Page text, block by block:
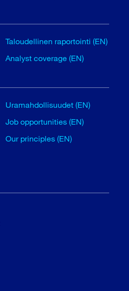
Taloudellinen raportointi (EN)
Analyst coverage (EN)
Uramahdollisuudet (EN)
Job opportunities (EN)
Our principles (EN)